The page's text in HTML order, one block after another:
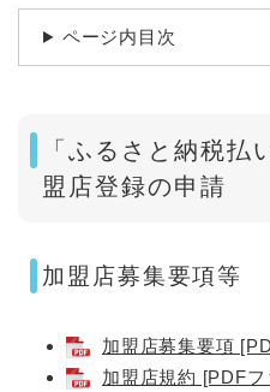
ページ内目次
「ふるさと納税払
盟店登録の申請
加盟店募集要項等
加盟店募集要項
加盟店規約 [PDF